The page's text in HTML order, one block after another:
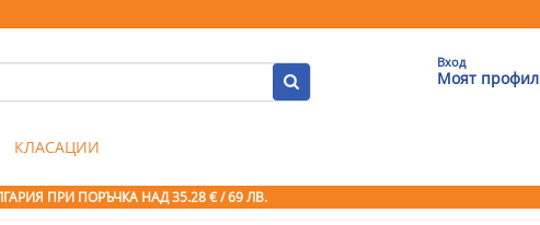
Вход
Моят профил
КЛАСАЦИИ
ПРИ ПОРЪЧКА НАД 35.28 € / 69 ЛВ.